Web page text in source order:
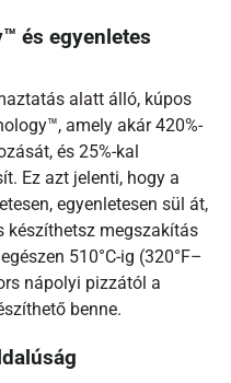
és egyenletes
alatt álló, kúpos
amely akár 420%-
és 25%-kal
Ez azt jelenti, hogy a
egyenletesen sül át,
készíthetsz megszakítás
510°C-ig (320°F–
nápolyi pizzától a
benne.